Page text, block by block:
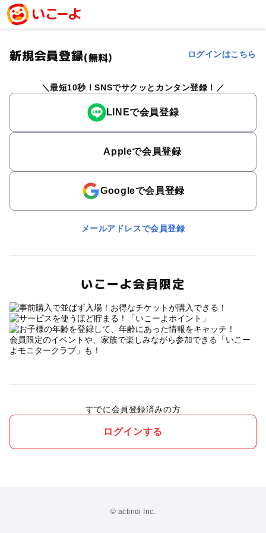
新規会員登録(無料) ログインはこちら
最短10秒！SNSでサクッとカンタン登録！
LINEで会員登録
Appleで会員登録
Googleで会員登録
メールアドレスで会員登録
いこーよ会員限定
会員限定のイベントや、家族で楽しみながら参加できる「いこー
よモニタークラブ」も！
すでに会員登録済みの方
ログインする
© actindi Inc.